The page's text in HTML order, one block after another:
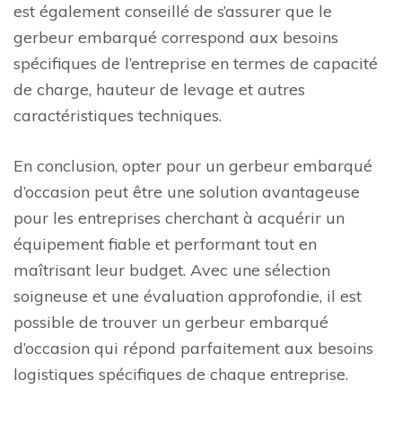
est également conseillé de s’assurer que le
gerbeur embarqué correspond aux besoins
spécifiques de l’entreprise en termes de capacité
de charge, hauteur de levage et autres
caractéristiques techniques.
En conclusion, opter pour un gerbeur embarqué
d’occasion peut être une solution avantageuse
pour les entreprises cherchant à acquérir un
équipement fiable et performant tout en
maîtrisant leur budget. Avec une sélection
soigneuse et une évaluation approfondie, il est
possible de trouver un gerbeur embarqué
d’occasion qui répond parfaitement aux besoins
logistiques spécifiques de chaque entreprise.